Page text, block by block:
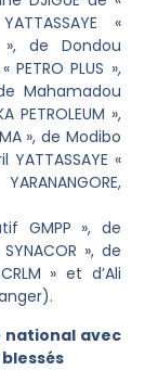
«
», de Dondou
PETRO PLUS »,
Mahamadou
PETROLEUM »,
», de Modibo
YATTASSAYE «
GMPP », de
», de
» et d’Ali
national avec